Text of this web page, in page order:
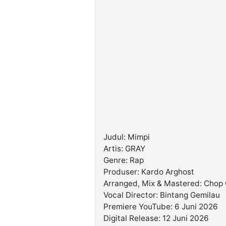
Judul: Mimpi
Artis: GRAY
Genre: Rap
Produser: Kardo Arghost
Arranged, Mix & Mastered: Chop
Vocal Director: Bintang Gemilau
Premiere YouTube: 6 Juni 2026
Digital Release: 12 Juni 2026